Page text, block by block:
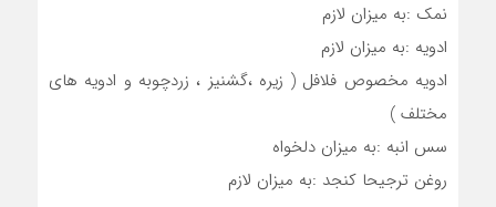
نمک :به میزان لازم
ادویه :به میزان لازم
ادویه مخصوص فلافل ( زیره ،گشنیز ، زردچوبه و ادویه های
مختلف )
سس انبه :به میزان دلخواه
روغن ترجیحا کنجد :به میزان لازم